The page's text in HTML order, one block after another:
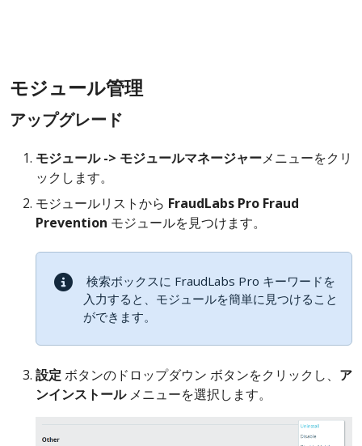
モジュール管理
アップグレード
モジュール -> モジュールマネージャーメニューをクリ
ックします。
モジュールリストから FraudLabs Pro Fraud
Prevention モジュールを見つけます。
検索ボックスに FraudLabs Pro キーワードを
入力すると、モジュールを簡単に見つけること
ができます。
設定 ボタンのドロップダウン ボタンをクリックし、 ア
ンインストールメニューを選択します。